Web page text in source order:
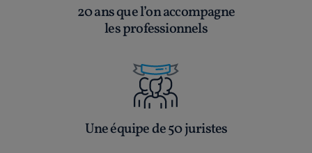
20 ans que l’on accompagne
les professionnels
Une équipe de 50 juristes